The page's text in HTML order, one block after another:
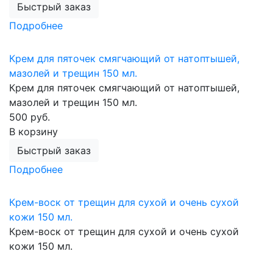
Быстрый заказ
Подробнее
Крем для пяточек смягчающий от натоптышей,
мазолей и трещин 150 мл.
Крем для пяточек смягчающий от натоптышей,
мазолей и трещин 150 мл.
500 руб.
В корзину
Быстрый заказ
Подробнее
Крем-воск от трещин для сухой и очень сухой
кожи 150 мл.
Крем-воск от трещин для сухой и очень сухой
кожи 150 мл.